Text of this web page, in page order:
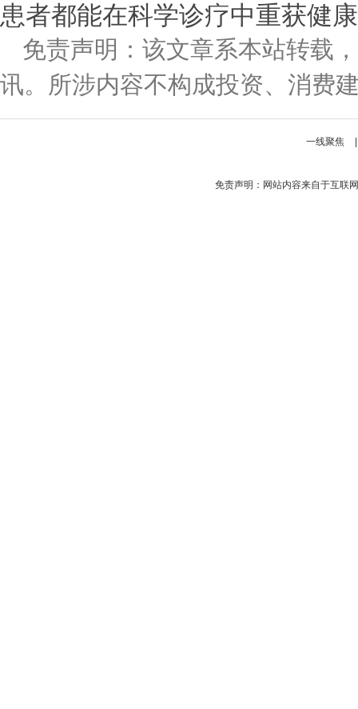
患者都能在科学诊疗中重获健
免责声明：该文章系本站转载
讯。所涉内容不构成投资、消费
一线聚焦
免责声明：网站内容来自于互联